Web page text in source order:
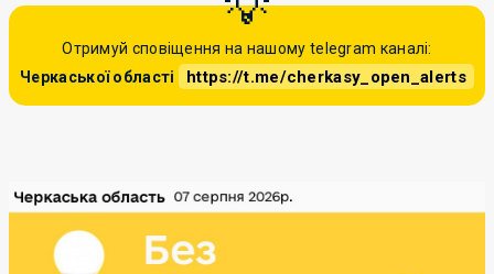
Отримуй сповіщення на нашому telegram каналі:
Черкаської області
https://t.me/cherkasy_open_alerts